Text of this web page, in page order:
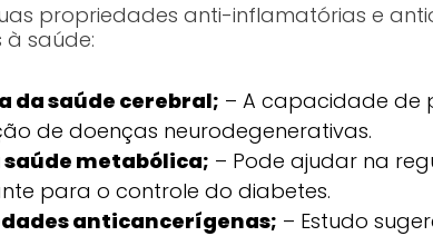
propriedades anti-inflamatórias e
à saúde:
da saúde cerebral; – A capacidade de
de doenças neurodegenerativas.
saúde metabólica; – Pode ajudar na
para o controle do diabetes.
anticancerígenas; – Estudo